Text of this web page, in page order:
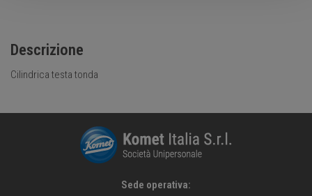
Descrizione
Cilindrica testa tonda
Sede operativa: